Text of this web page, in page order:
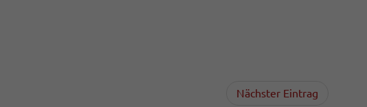
Nächster Eintrag